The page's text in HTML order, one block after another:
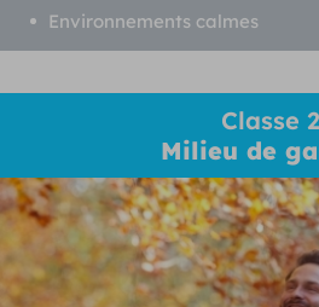
Environnements calmes
Classe 2
Milieu de